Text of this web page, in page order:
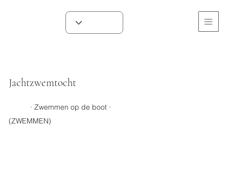
Jachtzwemtocht
· Zwemmen op de boot ·
(ZWEMMEN)